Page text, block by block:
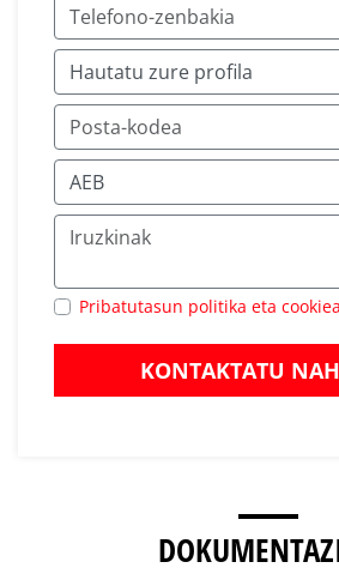
Pribatutasun politika eta
KONTAKTATU